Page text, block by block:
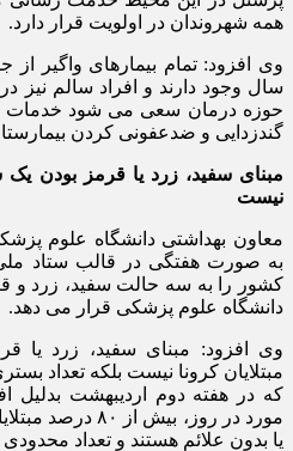
همه شهروندان در اولویت قرار دارد.
وی افزود: تمام بیمارهای واگیر
سال وجود دارند و افراد سالم نیز در
حوزه درمان سعی می شود خدمات
گندزدایی و ضدعفونی کردن
مبنای سفید، زرد یا قرمز بودن یک
نیست
معاون بهداشتی دانشگاه علوم
به صورت هفتگی در قالب ستاد
کشور را به سه حالت سفید، زرد و
دانشگاه علوم پزشکی قرار می دهد.
وی افزود: مبنای سفید، زرد یا
مبتلایان کرونا نیست بلکه تعداد
مورد در روز، بیش
یا بدون علائم هستند و تعداد